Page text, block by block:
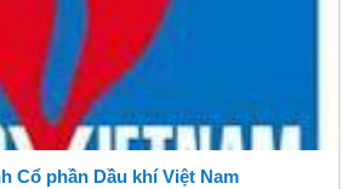
Cổ phần Dầu khí Việt Nam